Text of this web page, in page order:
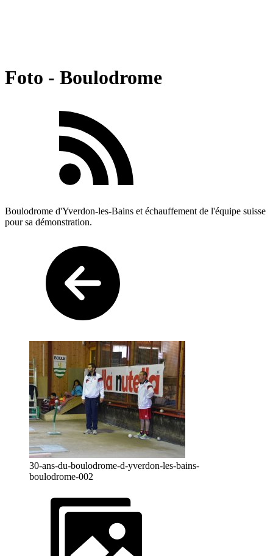
Foto - Boulodrome
Boulodrome d'Yverdon-les-Bains et échauffement de l'équipe suisse
pour sa démonstration.
30-ans-du-boulodrome-d-yverdon-les-bains-
boulodrome-002